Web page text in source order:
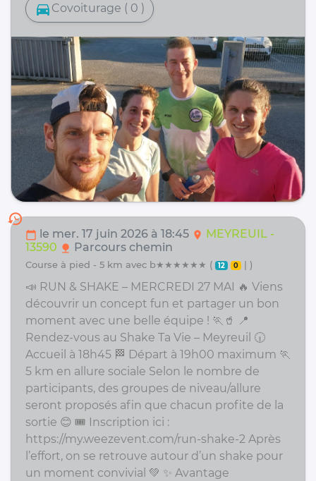
directions_car Covoiturage ( 0 )
history
calendar_today le mer. 17 juin 2026 à 18:45 location_on MEYREUIL -
13590 nature Parcours chemin
course à pied - 5 km avec b★★★★★★ ( 12 0 | )
📣 RUN & SHAKE – MERCREDI 27 MAI 🔥 Viens
découvrir un concept fun et partager un bon
moment avec une belle équipe ! 🏃🥤 📍
Rendez-vous au Shake Ta Vie – Meyreuil 🕡
Accueil à 18h45 🏁 Départ à 19h00 maximum 🏃
5 km en allure sociale Selon le nombre de
participants, des groupes de niveau/allure
seront proposés afin que chacun profite de la
sortie 😊 🎟️ Inscription ici :
https://my.weezevent.com/run-shake-2 Après
l’effort, on se retrouve autour d’un shake pour
un moment convivial 💚 ✨ Avantage